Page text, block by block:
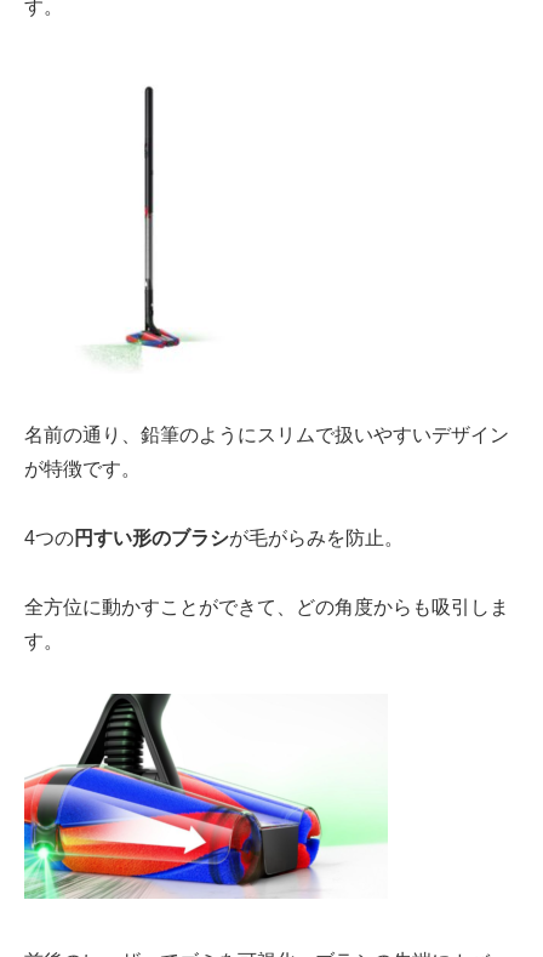
す。
名前の通り、 鉛筆のように スリムで扱いやすいデザイン
が特徴です。
4つの円すい形のブラシが毛がらみを防止。
全方位に動かすことができて、どの角度からも吸引しま
す。